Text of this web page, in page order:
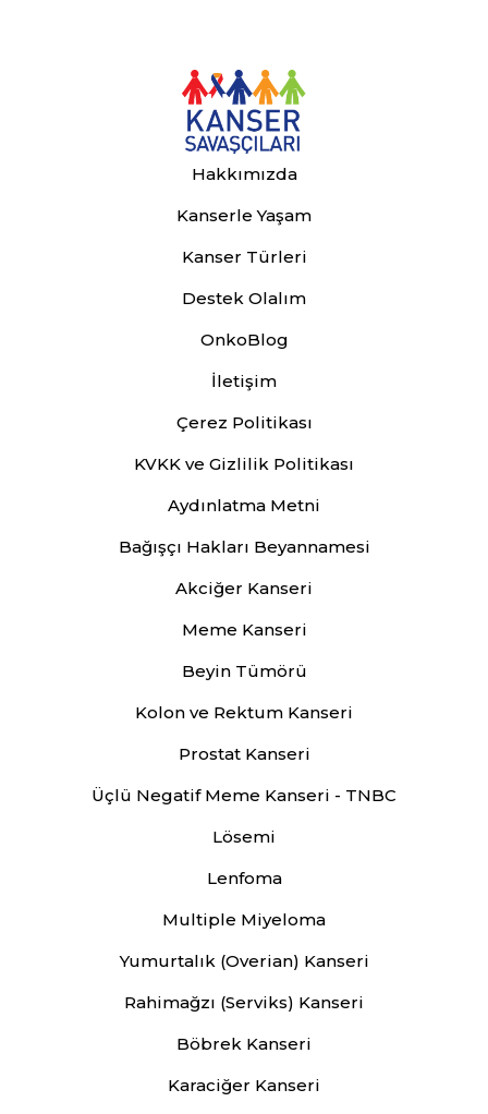
Hakkımızda
Kanserle Yaşam
Kanser Türleri
Destek Olalım
OnkoBlog
İletişim
Çerez Politikası
KVKK ve Gizlilik Politikası
Aydınlatma Metni
Bağışçı Hakları Beyannamesi
Akciğer Kanseri
Meme Kanseri
Beyin Tümörü
Kolon ve Rektum Kanseri
Prostat Kanseri
Üçlü Negatif Meme Kanseri - TNBC
Lösemi
Lenfoma
Multiple Miyeloma
Yumurtalık (Overian) Kanseri
Rahimağzı (Serviks) Kanseri
Böbrek Kanseri
Karaciğer Kanseri